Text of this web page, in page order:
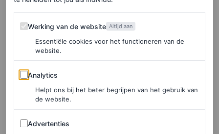
werkte aan projecten als The Cost of Living
een documentatie van de opkomende middenklasse in
het conservatieve Groot-Brittannië;Small World(1987-
1994) over toerisme; en
over wereldwijd consumentisme. Verbrande en met ijs
besmeurde strandgangers, roddelende dames in de
kapsalon, bingohallen en booze cruises, kerkfeesten en
Werking van de website
Werking van de website Altijd aan
Essentiële cookies voor het functioneren van de
website.
Analytics
Analytics
Helpt ons bij het beter begrijpen van het gebruik van
de website.
Advertenties
Advertenties